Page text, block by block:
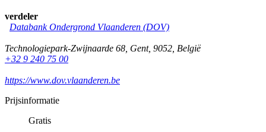
verdeler
Databank Ondergrond Vlaanderen (DOV)
Technologiepark-Zwijnaarde 68, Gent, 9052, België
+32 9 240 75 00
https://www.dov.vlaanderen.be
Prijsinformatie
Gratis